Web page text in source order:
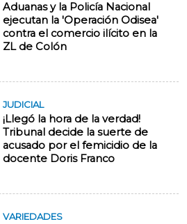
Aduanas y la Policía Nacional
ejecutan la 'Operación Odisea'
contra el comercio ilícito en la
ZL de Colón
JUDICIAL
¡Llegó la hora de la verdad!
Tribunal decide la suerte de
acusado por el femicidio de la
docente Doris Franco
VARIEDADES